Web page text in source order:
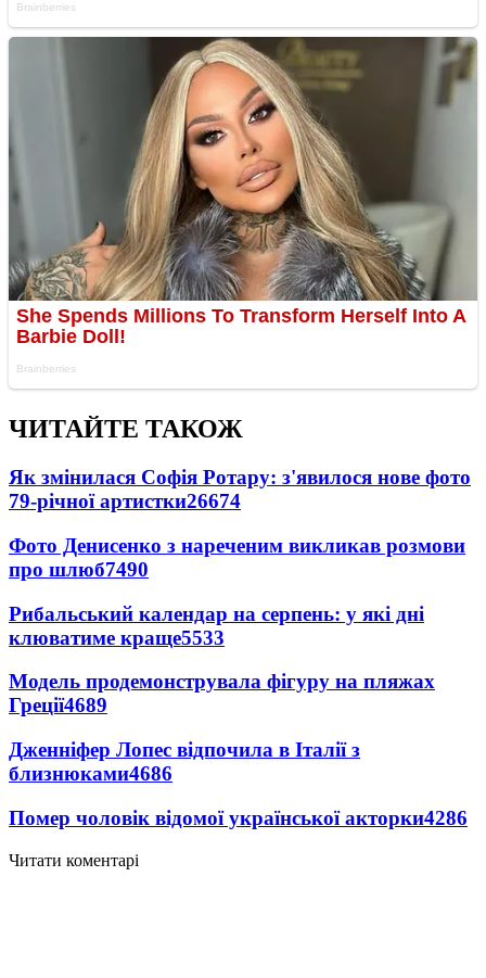
ЧИТАЙТЕ ТАКОЖ
Як змінилася Софія Ротару: з'явилося нове фото
79-річної артистки26674
Фото Денисенко з нареченим викликав розмови
про шлюб7490
Рибальський календар на серпень: у які дні
клюватиме краще5533
Модель продемонструвала фігуру на пляжах
Греції4689
Дженніфер Лопес відпочила в Італії з
близнюками4686
Помер чоловік відомої української акторки4286
Читати коментарі